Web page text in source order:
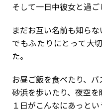
そして一日中彼女と過ご
まだお互い名前も知らな
でもふたりにとって大
た。
お昼ご飯を食べたり、バ
砂浜を歩いたり、夜空を
１日がこんなにあっと